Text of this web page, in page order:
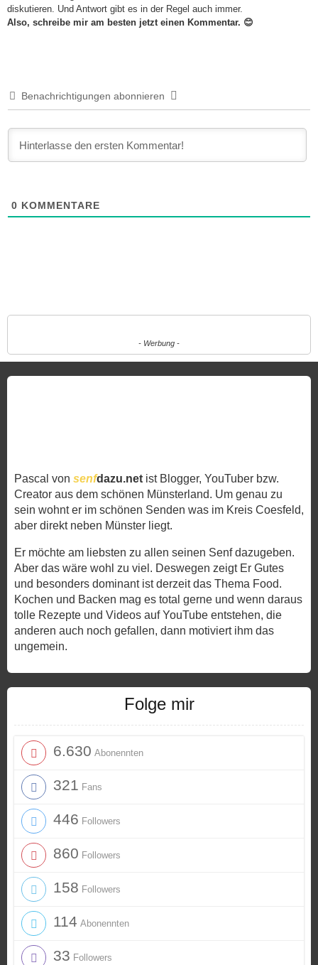
diskutieren. Und Antwort gibt es in der Regel auch immer.
Also, schreibe mir am besten jetzt einen Kommentar. 😊
Benachrichtigungen abonnieren
0 KOMMENTARE
- Werbung -
Pascal von senfdazu.net ist Blogger, YouTuber bzw.
Creator aus dem schönen Münsterland. Um genau zu
sein wohnt er im schönen Senden was im Kreis Coesfeld,
aber direkt neben Münster liegt.
Er möchte am liebsten zu allen seinen Senf dazugeben.
Aber das wäre wohl zu viel. Deswegen zeigt Er Gutes
und besonders dominant ist derzeit das Thema Food.
Kochen und Backen mag es total gerne und wenn daraus
tolle Rezepte und Videos auf YouTube entstehen, die
anderen auch noch gefallen, dann motiviert ihm das
ungemein.
Folge mir
6.630 Abonennten
321 Fans
446 Followers
860 Followers
158 Followers
114 Abonennten
33 Followers